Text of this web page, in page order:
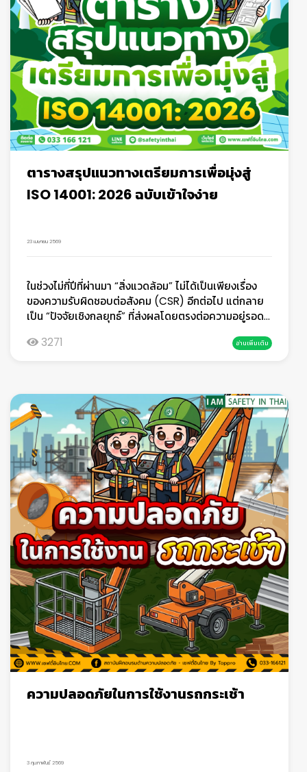
ตารางสรุปแนวทางเตรียมการเพื่อมุ่งสู่
ISO 14001: 2026 ฉบับเข้าใจง่าย
23 เมษายน 2569
ในช่วงไม่กี่ปีที่ผ่านมา “สิ่งแวดล้อม” ไม่ได้เป็นเพียงเรื่อง
ของความรับผิดชอบต่อสังคม (CSR) อีกต่อไป แต่กลาย
เป็น “ปัจจัยเชิงกลยุทธ์” ที่ส่งผลโดยตรงต่อความอยู่รอด
ขาดแคลนทรัพยากร หรือข้อกำหนดทางกฎหมายที่เข้มงวด
“ยกระดับแนวคิด” ให้สอดคล้องกับบริบทโลกยุคใหม่ที่
เปลี่ยนแปลงอย่างรวดเร็วตารางสรุปแนวทางเตรียมการ
เพื่อมุ่งสู่ ISO 14001: 2026 ฉบับเข้าใจง่ายบทความนี้
เซฟตี้อินไทย จะพาคุณทำความเข้าใจแนวทางการเตรียม
ความพร้อมตามแต่ละ Clause แบบเป็นระบบ เข้าใจง่าย
และสามารถนำไปใช้ได้จริงในองค์กรตารางสรุปแนวทาง
เตรียมการเพื่อมุ่งสู่ ISO 14001: 2026 ฉบับเข้าใจง่ายภาพ
รวมแนวคิด ISO 14001: 2026ตารางสรุปแนวทางเตรียม
การเพื่อมุ่งสู่ ISO 14001: 2026 ฉบับเข้าใจง่ายการ
เปลี่ยนแปลงของ ISO 14001: 2026 มีแกนหลักอยู่ที่การ
เชื่อมโยง “สิ่งแวดล้อม” เข้ากับ “กลยุทธ์ธุรกิจ”การมอง
ความเสี่ยงแบบรอบด้านมากขึ้นการเพิ่มบทบาทของผู้
บริหารการเน้นข้อมูล การสื่อสาร และการมีส่วนร่วม การ
บริหารจัดการตลอดวงจรชีวิต (Life Cycle
Thinking)กล่าวได้ว่า องค์กรที่ยังคงทำ ISO แบบเดิม
(เน้นเอกสารเพื่อผ่าน Audit) จะเริ่มไม่เพียงพออีกต่อ
ไปClause 4 Context of the Organization เข้าใจ
บริบทให้ลึก ไม่ใช่แค่ภายในองค์กรหนึ่งในจุดเปลี่ยนสำคัญ
ของ ISO 14001: 2026 คือการขยายมุมมองจาก “องค์กร
องค์กรอย่างไร”ตัวอย่างเช่น ภาวะโลกร้อน (Climate
ทบทวนการวิเคราะห์บริบทใหม่ โดยนำเครื่องมืออย่าง
3271 อ่านเพิ่มเติม
ความปลอดภัยในการใช้งานรถกระเช้า
3 กุมภาพันธ์ 2569